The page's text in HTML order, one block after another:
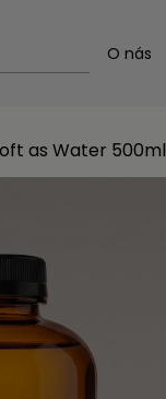
O nás
as Water 500ml